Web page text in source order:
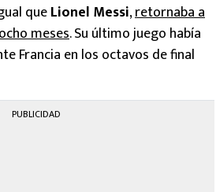
queLionel Messi,retornaba a
meses. Su último juego había
Francia en los octavos de final
PUBLICIDAD